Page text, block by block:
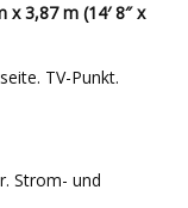
x 3,87 m (14′ 8″ x
TV-Punkt.
Strom- und